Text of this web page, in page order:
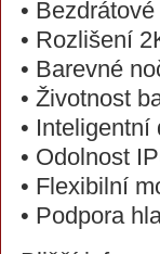
•
• Rozlišení
• Barevné
• Životnost
•
• Odolnost
• Flexibilní
• Podpora